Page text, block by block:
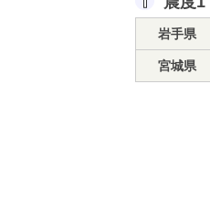
岩手県
宮城県